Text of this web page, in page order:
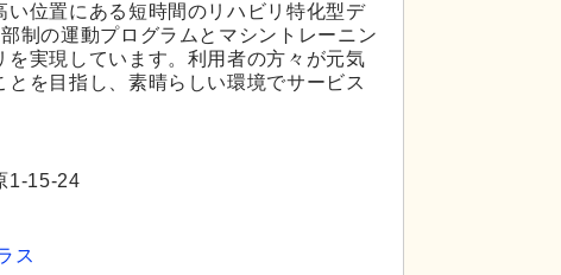
い位置にある短時間のリハビリ特化型デ
制の運動プログラムとマシントレーニン
を実現しています。利用者の方々が元気
とを目指し、素晴らしい環境でサービス
1-15-24
ス